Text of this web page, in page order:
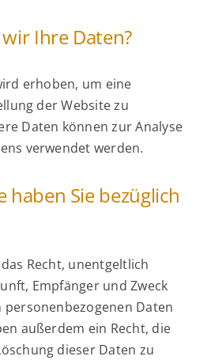
Ihre Daten?
erhoben, um eine
der Website zu
Daten können zur Analyse
verwendet werden.
haben Sie bezüglich
Recht, unentgeltlich
Empfänger und Zweck
Daten
außerdem ein Recht, die
dieser Daten zu